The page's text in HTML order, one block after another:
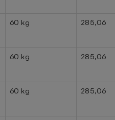
60 kg 285,06
60 kg 285,06
60 kg 285,06